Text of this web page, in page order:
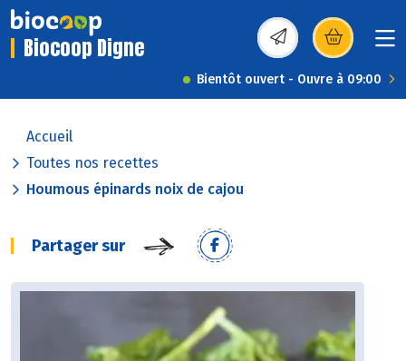
Biocoop Digne (s’ouvre dans une
Bientôt ouvert - Ouvre à 09:00
Accueil
Toutes nos recettes
Houmous épinards noix de cajou
Partager sur